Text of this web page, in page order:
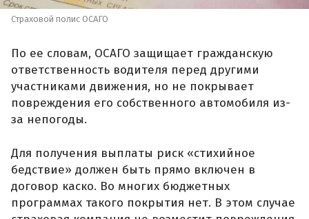
Страховой полис ОСАГО
По ее словам, ОСАГО защищает гражданскую
ответственность водителя перед другими
участниками движения, но не покрывает
повреждения его собственного автомобиля из-
за непогоды.
Для получения выплаты риск «стихийное
бедствие» должен быть прямо включен в
договор каско. Во многих бюджетных
программах такого покрытия нет. В этом случае